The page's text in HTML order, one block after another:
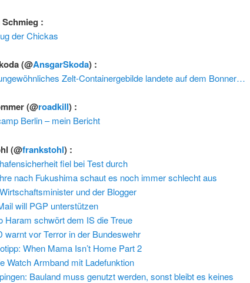
:
der Chickas
(@AnsgarSkoda) :
Zelt-Containergebilde landete auf dem Bonner…
(@roadkill) :
Berlin – mein Bericht
(@frankstohl) :
fiel bei Test durch
nach Fukushima schaut es noch immer schlecht aus
und der Blogger
will PGP unterstützen
Haram schwört dem IS die Treue
warnt vor Terror in der Bundeswehr
When Mama Isn’t Home Part 2
Watch Armband mit Ladefunktion
Bauland muss genutzt werden, sonst bleibt es keines